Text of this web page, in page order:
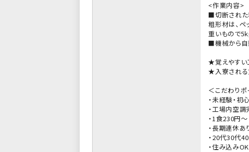
<作業内容>
■切断された
粗形材は、ペ
重いもので
■機械から自
★覚えやすい
★入寮される
＜こだわりポ
・未経験・初
・工場内空調
・1食230円
・長期連休
・20代30代
・住み込みOK